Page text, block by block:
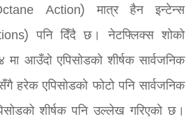
Action) मात्र हैन इन्टेन्स
पनि दिँदै छ। नेटफ्लिक्स शोको
आउँदो एपिसोडको शीर्षक सार्वजनिक
हरेक एपिसोडको फोटो पनि सार्वजनिक
शीर्षक पनि उल्लेख गरिएको छ।